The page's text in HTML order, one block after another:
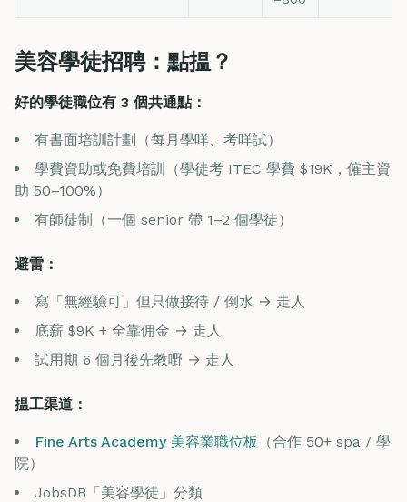
美容學徒招聘：點揾？
好的學徒職位有 3 個共通點：
有書面培訓計劃（每月學咩、考咩試）
學費資助或免費培訓（學徒考 ITEC 學費 $19K，僱主資
助 50–100%）
有師徒制（一個 senior 帶 1–2 個學徒）
避雷：
寫「無經驗可」但只做接待 / 倒水 → 走人
底薪 $9K + 全靠佣金 → 走人
試用期 6 個月後先教嘢 → 走人
揾工渠道：
Fine Arts Academy 美容業職位板
（合作 50+ spa / 學
院）
JobsDB「美容學徒」分類